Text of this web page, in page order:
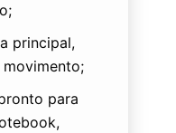
principal,
para